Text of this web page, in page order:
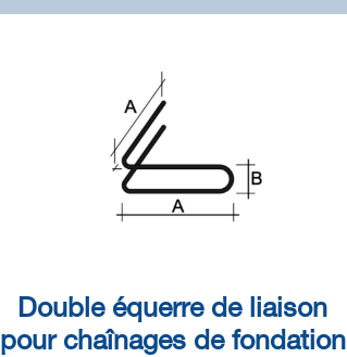
Double équerre de liaison
pour chaînages de fondation